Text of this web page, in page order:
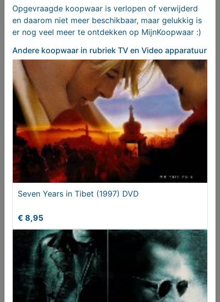
Ronin (1998) DVD
€ 8,95
The Prophecy (1995) DVD
Opgevraagde koopwaar is verlopen of verwijderd
en daarom niet meer beschikbaar, maar gelukkig is
er nog veel meer te ontdekken op MijnKoopwaar :)
Andere koopwaar in rubriek TV en Video apparatuur
Seven Years in Tibet (1997) DVD
€ 8,95